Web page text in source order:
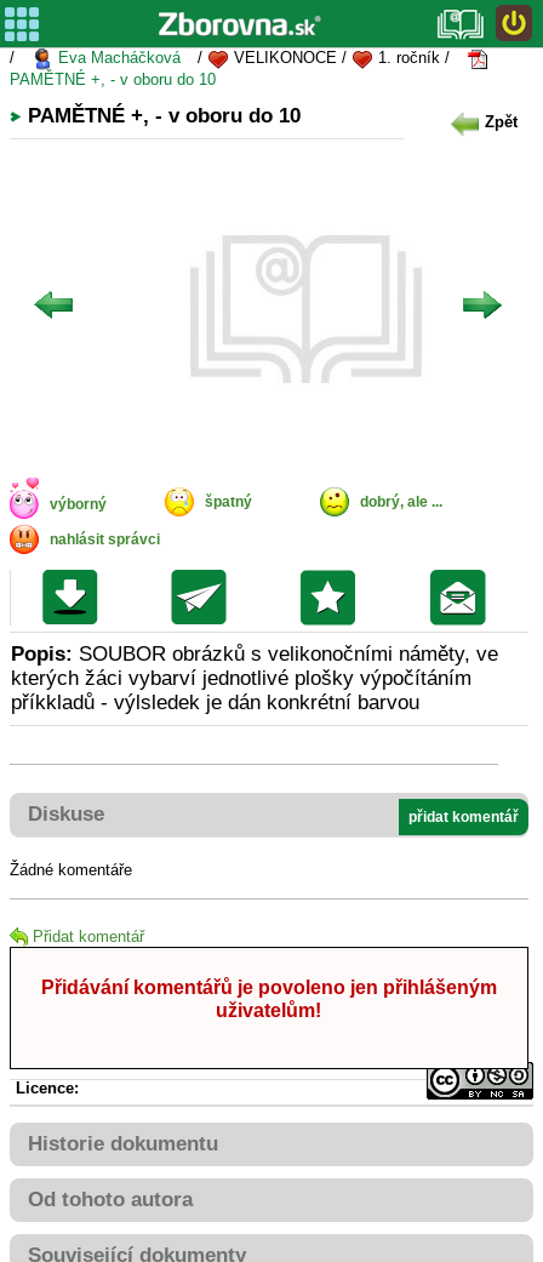
/ Eva Macháčková / VELIKONOCE /
1. ročník /
PAMĚTNÉ +, - v oboru do 10
PAMĚTNÉ +, - v oboru do 10 Zpět
výborný špatný dobrý, ale ...
nahlásit správci
Popis: SOUBOR obrázků s velikonočními náměty, ve
kterých žáci vybarví jednotlivé plošky výpočítáním
příkkladů - výlsledek je dán konkrétní barvou
Diskuse přidat komentář
Žádné komentáře
Přidat komentář
Přidávání komentářů je povoleno jen přihlášeným
uživatelům!
Licence:
Historie dokumentu
Od tohoto autora
Související dokumenty